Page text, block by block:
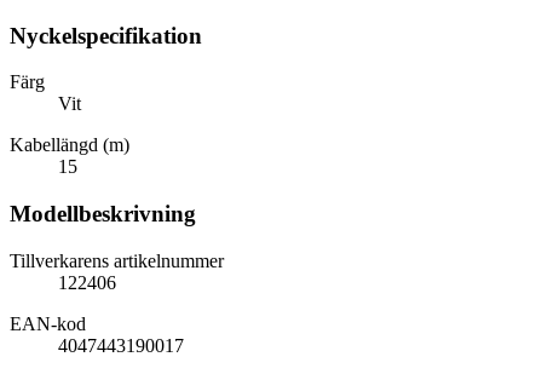
Nyckelspecifikation
Färg
Vit
Kabellängd (m)
15
Modellbeskrivning
Tillverkarens artikelnummer
122406
EAN-kod
4047443190017